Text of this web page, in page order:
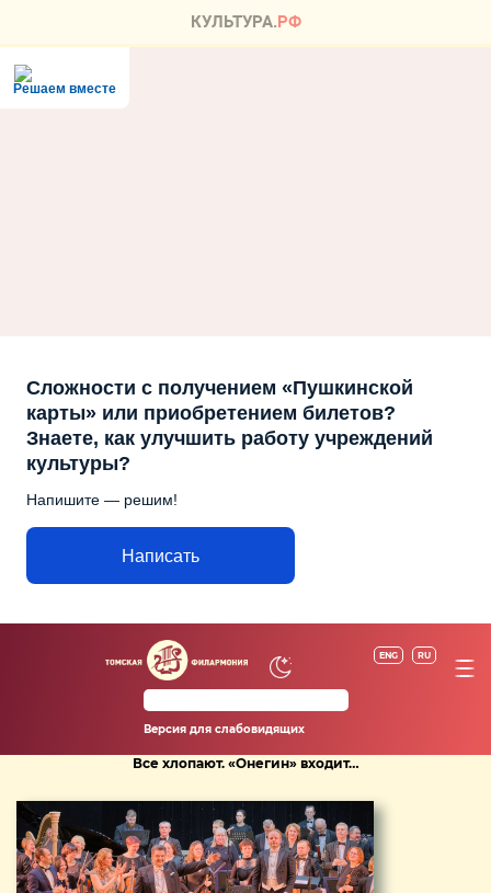
Решаем вместе
Сложности с получением «Пушкинской
карты» или приобретением билетов?
Знаете, как улучшить работу учреждений
культуры?
Напишите — решим!
Написать
ENG RU
Версия для слабовидящих
Все хлопают. «Онегин» входит…